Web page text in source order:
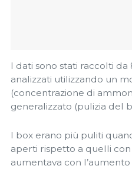
I dati sono stati raccolti
analizzati utilizzando un
(concentrazione di
generalizzato (pulizia del
I box erano più puliti
aperti rispetto a quelli con
aumentava con